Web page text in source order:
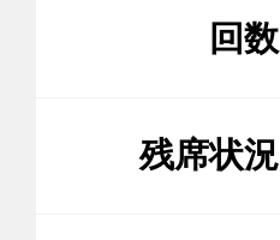
回数
残席状況